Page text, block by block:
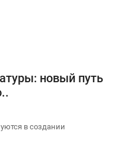
новый путь
в создании